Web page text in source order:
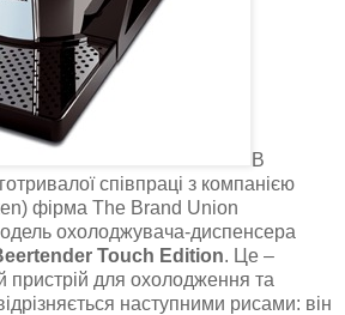
В
співпраці з компанією
фірма The Brand Union
охолоджувача-диспенсера
Touch Edition. Це –
пристрій для охолодження та
наступними рисами: він